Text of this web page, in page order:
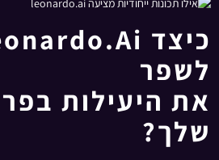
לשפר
את היעילות
שלך?